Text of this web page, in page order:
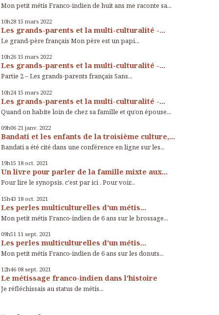
Mon petit métis Franco-indien de huit ans me raconte sa...
10h28 15 mars 2022
Les grands-parents et la multi-culturalité -...
Le grand-père français Mon père est un papi...
10h26 15 mars 2022
Les grands-parents et la multi-culturalité -...
Partie 2 – Les grands-parents français Sans...
10h24 15 mars 2022
Les grands-parents et la multi-culturalité -...
Quand on habite loin de chez sa famille et qu’on épouse...
09h06 21 janv. 2022
Bandati et les enfants de la troisième culture,...
Bandati a été cité dans une conférence en ligne sur les...
19h15 18 oct. 2021
Un livre pour parler de la famille mixte aux...
Pour lire le synopsis, c'est par ici . Pour voir...
15h43 18 oct. 2021
Les perles multiculturelles d'un métis...
Mon petit métis Franco-indien de 6 ans sur le brossage...
09h51 11 sept. 2021
Les perles multiculturelles d'un métis...
Mon petit métis Franco-indien de 6 ans sur les donuts...
12h46 08 sept. 2021
Le métissage franco-indien dans l'histoire
Je réfléchissais au status de métis...